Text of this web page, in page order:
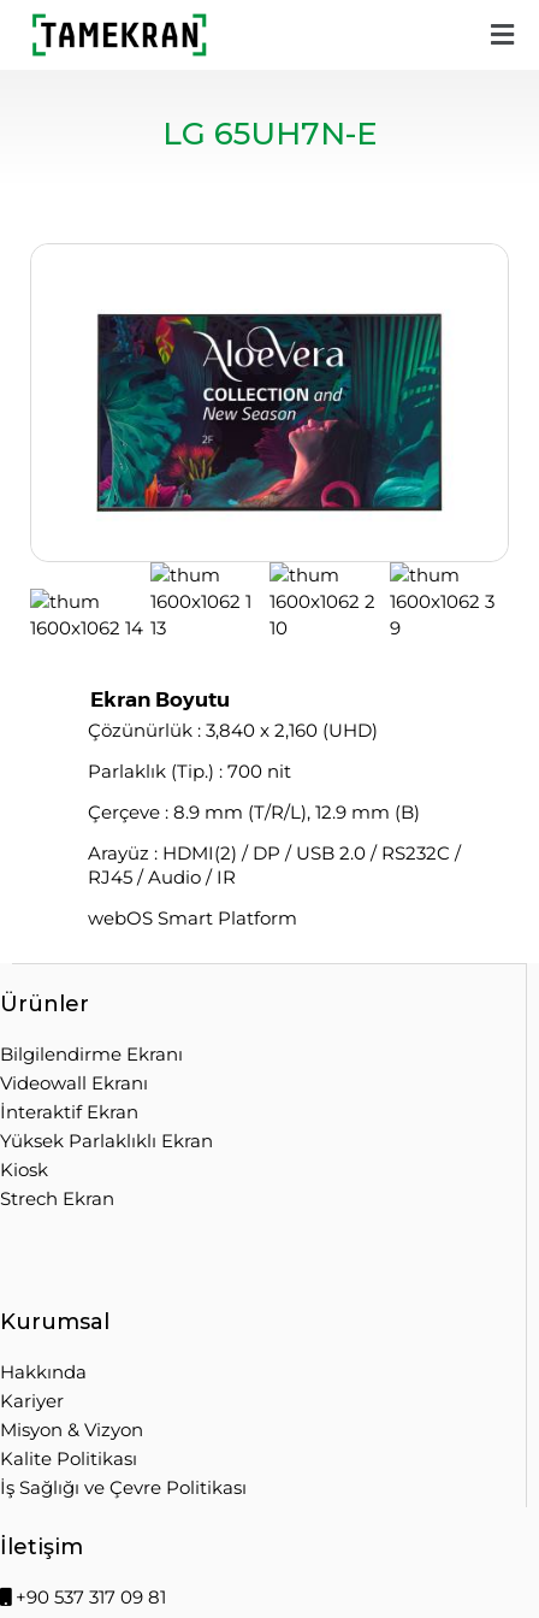
LG 65UH7N-E
Ekran Boyutu
Çözünürlük : 3,840 x 2,160 (UHD)
Parlaklık (Tip.) : 700 nit
Çerçeve : 8.9 mm (T/R/L), 12.9 mm (B)
Arayüz : HDMI(2) / DP / USB 2.0 / RS232C /
RJ45 / Audio / IR
webOS Smart Platform
Ürünler
Bilgilendirme Ekranı
Videowall Ekranı
İnteraktif Ekran
Yüksek Parlaklıklı Ekran
Kiosk
Strech Ekran
Kurumsal
Hakkında
Kariyer
Misyon & Vizyon
Kalite Politikası
İş Sağlığı ve Çevre Politikası
İletişim
+90 537 317 09 81